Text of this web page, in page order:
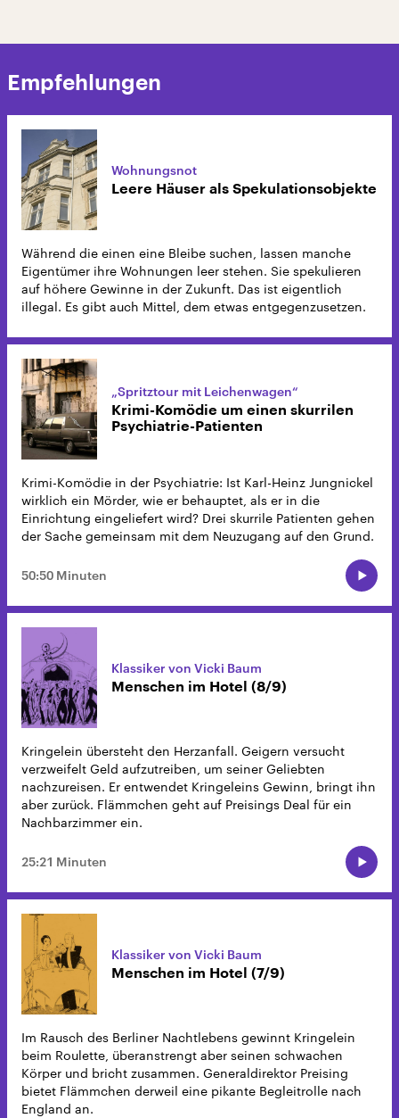
Empfehlungen
Wohnungsnot
Leere Häuser als Spekulationsobjekte
Während die einen eine Bleibe suchen, lassen manche
Eigentümer ihre Wohnungen leer stehen. Sie spekulieren
auf höhere Gewinne in der Zukunft. Das ist eigentlich
illegal. Es gibt auch Mittel, dem etwas entgegenzusetzen.
„Spritztour mit Leichenwagen“
Krimi-Komödie um einen skurrilen
Psychiatrie-Patienten
Krimi-Komödie in der Psychiatrie: Ist Karl-Heinz Jungnickel
wirklich ein Mörder, wie er behauptet, als er in die
Einrichtung eingeliefert wird? Drei skurrile Patienten gehen
der Sache gemeinsam mit dem Neuzugang auf den Grund.
50:50 Minuten
Klassiker von Vicki Baum
Menschen im Hotel (8/9)
Kringelein übersteht den Herzanfall. Geigern versucht
verzweifelt Geld aufzutreiben, um seiner Geliebten
nachzureisen. Er entwendet Kringeleins Gewinn, bringt ihn
aber zurück. Flämmchen geht auf Preisings Deal für ein
Nachbarzimmer ein.
25:21 Minuten
Klassiker von Vicki Baum
Menschen im Hotel (7/9)
Im Rausch des Berliner Nachtlebens gewinnt Kringelein
beim Roulette, überanstrengt aber seinen schwachen
Körper und bricht zusammen. Generaldirektor Preising
bietet Flämmchen derweil eine pikante Begleitrolle nach
England an.